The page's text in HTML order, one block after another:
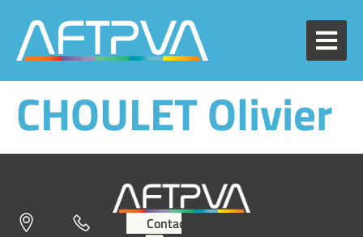
CHOULET Olivier
Contact